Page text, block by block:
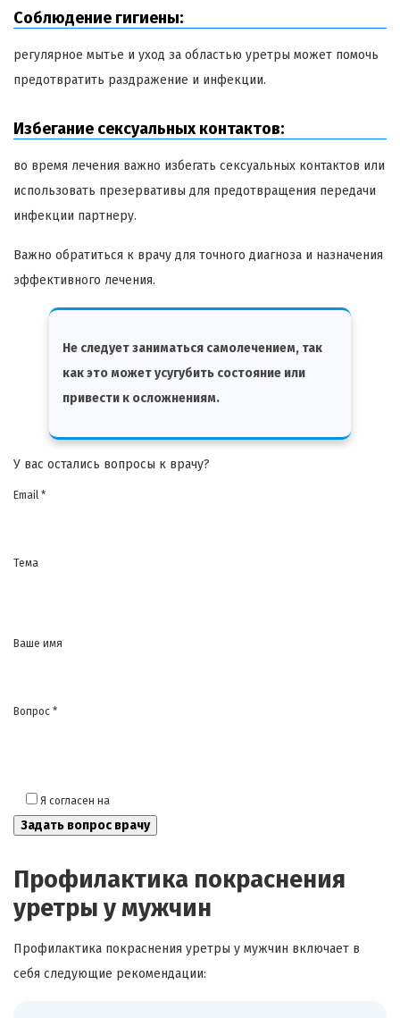
Соблюдение гигиены:
регулярное мытье и уход за областью уретры может помочь
предотвратить раздражение и инфекции.
Избегание сексуальных контактов:
во время лечения важно избегать сексуальных контактов или
использовать презервативы для предотвращения передачи
инфекции партнеру.
Важно обратиться к врачу для точного диагноза и назначения
эффективного лечения.
Не следует заниматься самолечением, так
как это может усугубить состояние или
привести к осложнениям.
У вас остались вопросы к врачу?
Email *
Тема
Ваше имя
Вопрос *
Я согласен на
Профилактика покраснения
уретры у мужчин
Профилактика покраснения уретры у мужчин включает в
себя следующие рекомендации: